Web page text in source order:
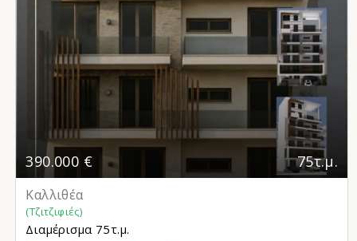
390.000 € 75τ.μ.
Καλλιθέα
(Τζιτζιφιές)
Διαμέρισμα 75τ.μ.